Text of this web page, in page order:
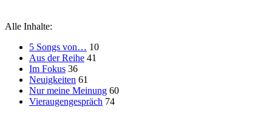
Alle Inhalte:
5 Songs von… 10
Aus der Reihe 41
Im Fokus 36
Neuigkeiten 61
Nur meine Meinung 60
Vieraugengespräch 74